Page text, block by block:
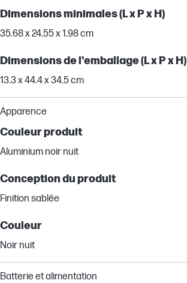
Dimensions minimales (L x P x H)
35.68 x 24.55 x 1.98 cm
Dimensions de l'emballage (L x P x H)
13.3 x 44.4 x 34.5 cm
Apparence
Couleur produit
Aluminium noir nuit
Conception du produit
Finition sablée
Couleur
Noir nuit
Batterie et alimentation